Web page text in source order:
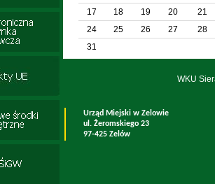
17
18 19 20
21
24
25 26 27
28
31
WKU
Urząd Miejski w Zelowie
ul. Żeromskiego 23
97-425 Zelów